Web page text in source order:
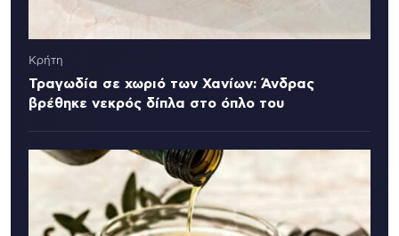
Κρήτη
Τραγωδία σε χωριό των Χανίων: Άνδρας
βρέθηκε νεκρός δίπλα στο όπλο του